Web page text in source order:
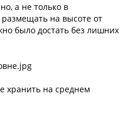
а не только в
на высоте от
было достать без лишних
хранить на среднем